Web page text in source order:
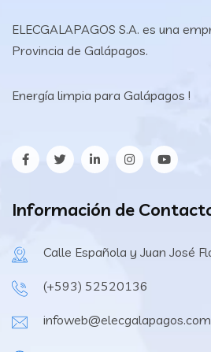
ELECGALAPAGOS S.A. es una
Provincia de Galápagos.
Energía limpia para Galápagos !
Información de
Calle Española y Juan José
(+593) 52520136